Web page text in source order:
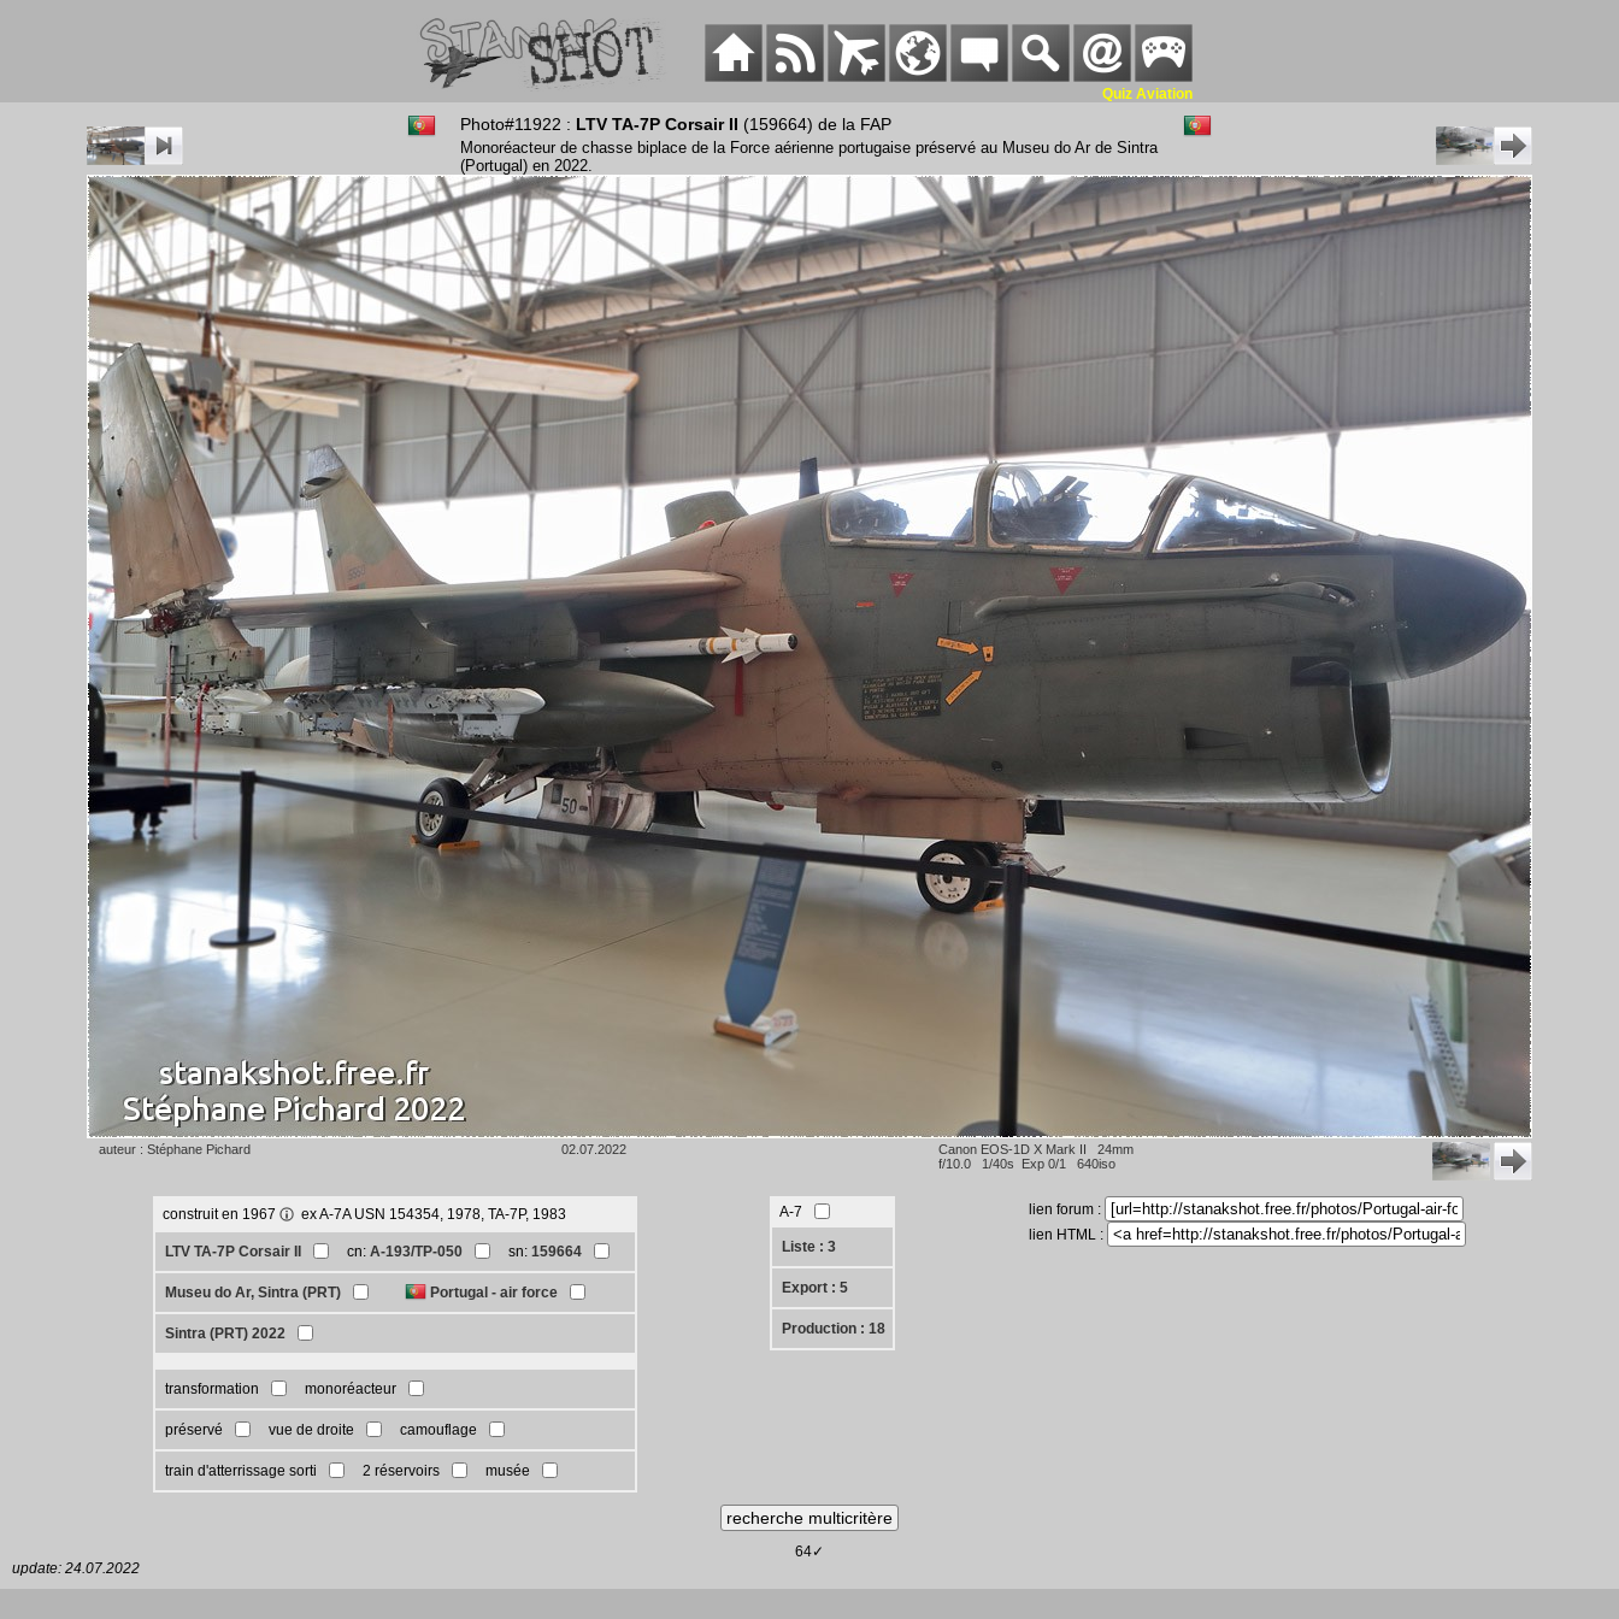
Quiz Aviation
Photo#11922 : LTV TA-7P Corsair II (159664) de la FAP
Monoréacteur de chasse biplace de la Force aérienne portugaise préservé au Museu do Ar de Sintra
(Portugal) en 2022.
auteur : Stéphane Pichard 02.07.2022
Canon EOS-1D X Mark II 24mm
f/10.0 1/40s Exp 0/1 640iso
construit en 1967 ex A-7A USN 154354, 1978, TA-7P, 1983
LTV TA-7P Corsair II cn:A-193/TP-050 sn:159664
Museu do Ar, Sintra (PRT) Portugal - air force
Sintra (PRT) 2022
transformation monoréacteur
préservé vue de droite camouflage
train d'atterrissage sorti 2 réservoirs musée
A-7
Liste : 3
Export : 5
Production : 18
lien forum :
lien HTML :
64✓
update: 24.07.2022